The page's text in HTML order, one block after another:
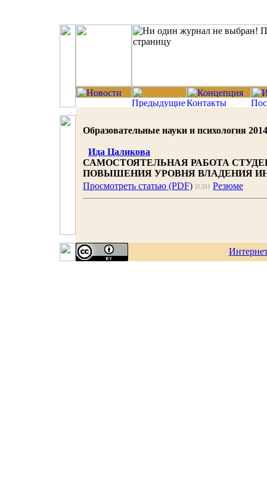
Образовательные науки и психология
Ида Цаликова
САМОСТОЯТЕЛЬНАЯ РАБОТА
ПОВЫШЕНИЯ УРОВНЯ ВЛАДЕНИЯ
Просмотреть статью (PDF) или Резюме